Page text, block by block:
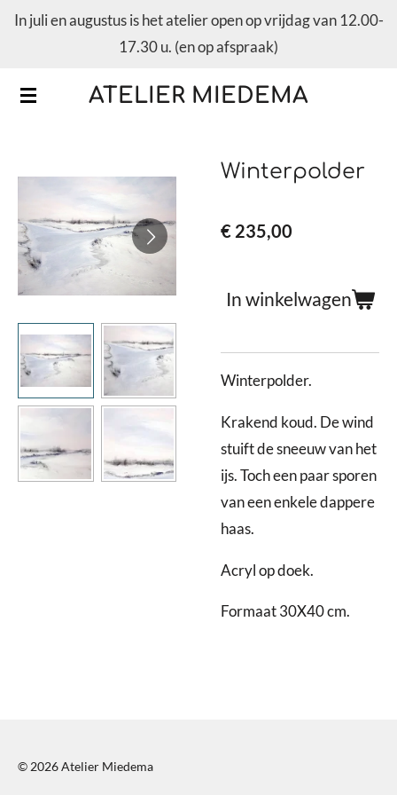
Ga
de
ATELIER MIEDEMA
In juli en augustus is het atelier open op vrijdag van 12.00-
17.30 u. (en op afspraak)
Winterpolder
€ 235,00
In winkelwagen
Winterpolder.
Krakend koud. De wind
stuift de sneeuw van het
ijs. Toch een paar sporen
van een enkele dappere
haas.
Acryl op doek.
Formaat 30X40 cm.
© 2026 Atelier Miedema